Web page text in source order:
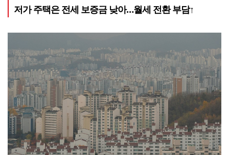
저가 주택은 전세 보증금 낮아…월세 전환 부담↑